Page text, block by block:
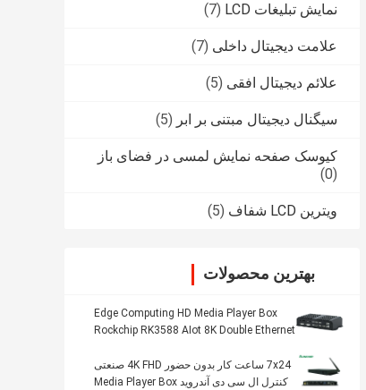
نمایش تبلیغات LCD (7)
علامت دیجیتال داخلی (7)
علائم دیجیتال افقی (5)
سیگنال دیجیتال مبتنی بر ابر (5)
کیوسک صفحه نمایش لمسی در فضای باز
(0)
ویترین LCD شفاف (5)
بهترین محصولات
Edge Computing HD Media Player Box
Rockchip RK3588 AIot 8K Double Ethernet
7x24 ساعت کار بدون حضور 4K FHD صنعتی
کنترل ال سی دی آندروید Media Player Box